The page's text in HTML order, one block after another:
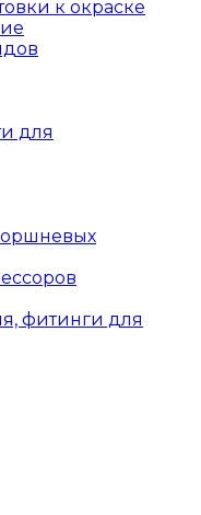
к окраске
для
фитинги для